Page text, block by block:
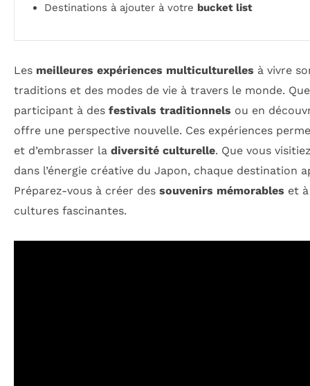
Destinations à ajouter à votre bucket list
Les meilleures expériences multiculturelles à vivre
traditions et des modes de vie à travers le monde.
participant à des festivals traditionnels ou en
offre une perspective nouvelle. Ces expériences
et d’embrasser la diversité culturelle. Que vous
dans l’énergie créative du Japon, chaque destination
Préparez-vous à créer des souvenirs mémorables et
cultures fascinantes.